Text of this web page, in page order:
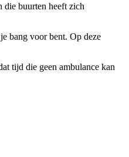
die buurten heeft zich
bang voor bent. Op deze
tijd die geen ambulance kan